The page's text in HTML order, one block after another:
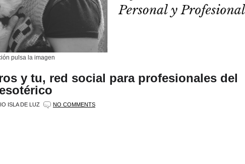
pulsa la imagen
y tu, red social para profesionales del
ISLA DE LUZ NO COMMENTS